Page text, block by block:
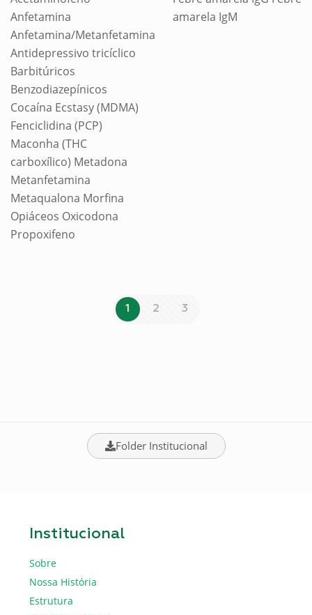
Anfetamina
Anfetamina/Metanfetamina
Antidepressivo tricíclico
Barbitúricos
Benzodiazepínicos
Cocaína Ecstasy (MDMA)
Fenciclidina (PCP)
Maconha (THC
carboxílico) Metadona
Metanfetamina
Metaqualona Morfina
Opiáceos Oxicodona
Propoxifeno
amarela IgM
1 2 3
Folder Institucional
Institucional
Sobre
Nossa História
Estrutura